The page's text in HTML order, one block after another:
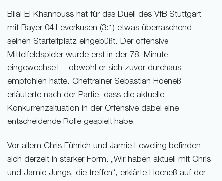
Bilal El Khannouss hat für das Duell des VfB Stuttgart
mit Bayer 04 Leverkusen (3:1) etwas überraschend
seinen Startelfplatz eingebüßt. Der offensive
Mittelfeldspieler wurde erst in der 78. Minute
eingewechselt – obwohl er sich zuvor durchaus
empfohlen hatte. Cheftrainer Sebastian Hoeneß
erläuterte nach der Partie, dass die aktuelle
Konkurrenzsituation in der Offensive dabei eine
entscheidende Rolle gespielt habe.
Vor allem Chris Führich und Jamie Leweling befinden
sich derzeit in starker Form. „Wir haben aktuell mit Chris
und Jamie Jungs, die treffen“, erklärte Hoeneß auf der